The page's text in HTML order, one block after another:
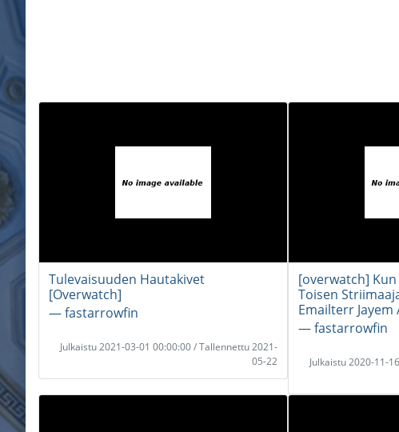
Tulevaisuuden Hautakivet
[Overwatch]
― fastarrowfin
Julkaistu 2021-03-01 00:00:00 / Tallennettu 2021-
05-22
[overwatch]
Toisen
Emailterr Jayem
― fastarrowfin
Julkaistu 2020-11-